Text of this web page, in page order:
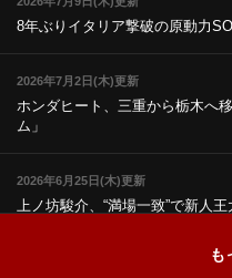
8年ぶりイタリア撃破の原動力
2026年7月2日(木)更新
ホンダヒート、三重から栃木へ
ム」
2026年6月25日(木)更新
上ノ坊駿介、“満場一致”で新人王
も